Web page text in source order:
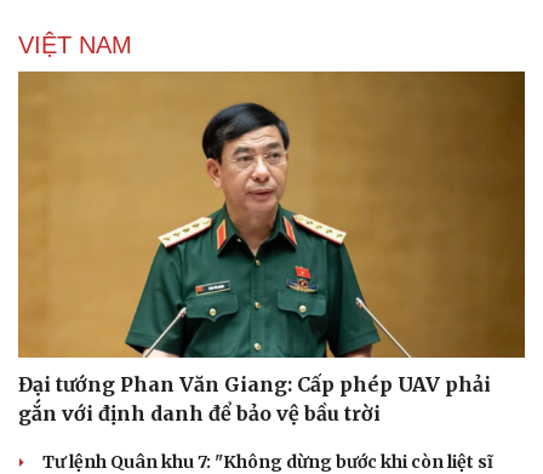
VIỆT NAM
Đại tướng Phan Văn Giang: Cấp phép UAV phải
gắn với định danh để bảo vệ bầu trời
Tư lệnh Quân khu 7: "Không dừng bước khi còn liệt sĩ